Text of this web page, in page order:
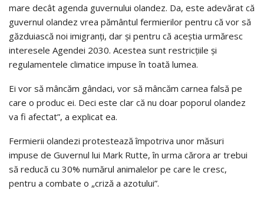
mare decât agenda guvernului olandez. Da, este adevărat că
guvernul olandez vrea pământul fermierilor pentru că vor să
găzduiască noi imigranți, dar și pentru că aceștia urmăresc
interesele Agendei 2030. Acestea sunt restricțiile și
regulamentele climatice impuse în toată lumea.
Ei vor să mâncăm gândaci, vor să mâncăm carnea falsă pe
care o produc ei. Deci este clar că nu doar poporul olandez
va fi afectat”, a explicat ea.
Fermierii olandezi protestează împotriva unor măsuri
impuse de Guvernul lui Mark Rutte, în urma cărora ar trebui
să reducă cu 30% numărul animalelor pe care le cresc,
pentru a combate o „criză a azotului”.